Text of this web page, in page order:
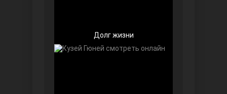
Долг жизни